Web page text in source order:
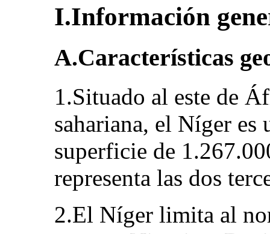
I.Información
A.Características
1.Situado al este de
sahariana, el Níger
superficie de
representa las dos
2.El Níger limita al